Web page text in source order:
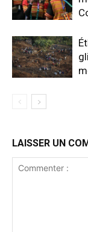
LAISSER UN